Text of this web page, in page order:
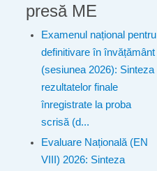
presă ME
Examenul național pentru
definitivare în învățământ
(sesiunea 2026): Sinteza
rezultatelor finale
înregistrate la proba
scrisă (d...
Evaluare Națională (EN
VIII) 2026: Sinteza